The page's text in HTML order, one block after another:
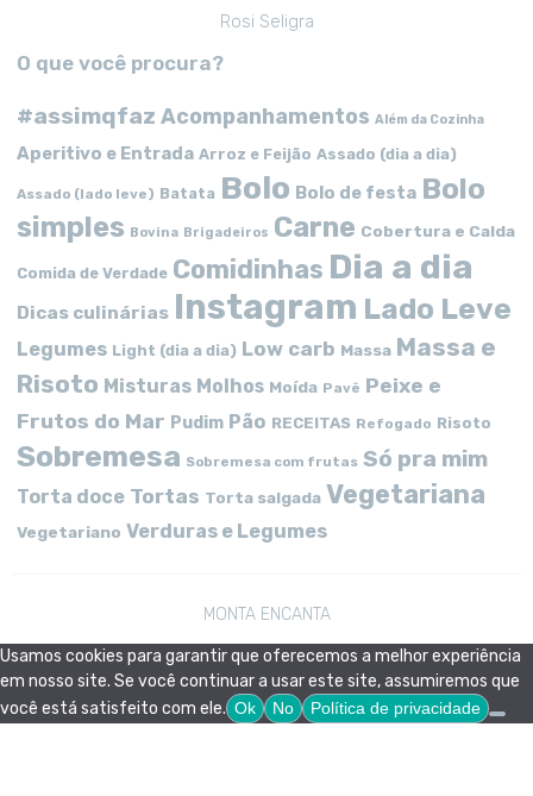
Rosi Seligra
O que você procura?
#assimqfaz Acompanhamentos Além da Cozinha
Aperitivo e Entrada Arroz e Feijão Assado (dia a dia)
Assado (lado leve) Batata Bolo Bolo de festa Bolo
simples Bovina Brigadeiros Carne Cobertura e Calda
Comida de Verdade Comidinhas Dia a dia
Dicas culinárias Instagram Lado Leve
Legumes Light (dia a dia) Low carb Massa Massa e
Risoto Misturas Molhos Moída Pavê Peixe e
Frutos do Mar Pudim Pão RECEITAS Refogado Risoto
Sobremesa Sobremesa com frutas Só pra mim
Torta doce Tortas Torta salgada Vegetariana
Vegetariano Verduras e Legumes
MONTA ENCANTA
Usamos cookies para garantir que oferecemos a melhor experiência
em nosso site. Se você continuar a usar este site, assumiremos que
você está satisfeito com ele. Ok No Política de privacidade